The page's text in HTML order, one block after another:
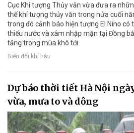
Cục Khí tượng Thủy văn vừa đưa ra
thế khí tượng thủy văn trong nửa cuối
trong đó cảnh báo hiện tượng El Nino có
thiếu nước và xâm nhập mặn tại Đồng
tăng trong mùa khô tới.
Biến đổi khí hậu
Dự báo thời tiết Hà Nội
vừa, mưa to và dông